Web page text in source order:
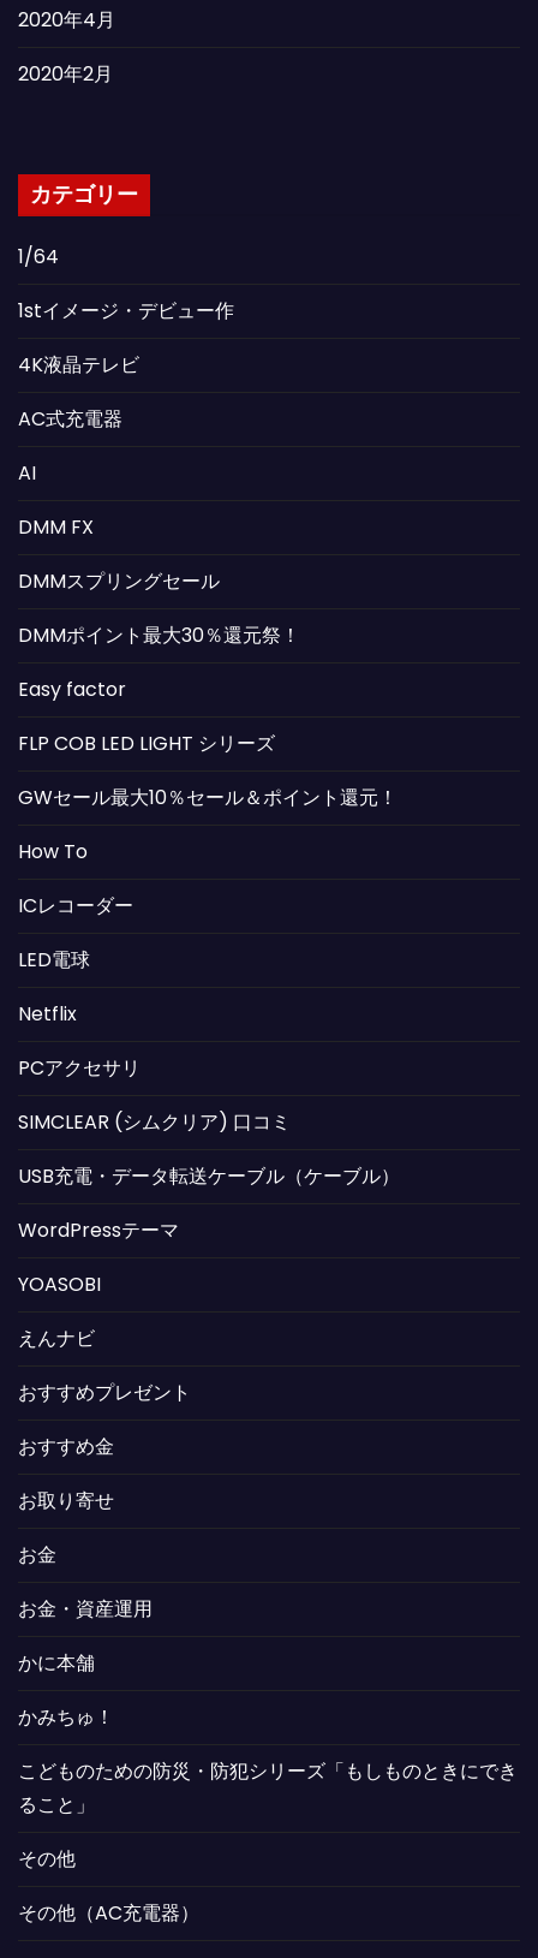
2020年4月
2020年2月
カテゴリー
1/64
1stイメージ・デビュー作
4K液晶テレビ
AC式充電器
AI
DMM FX
DMMスプリングセール
DMMポイント最大30％還元祭！
Easy factor
FLP COB LED LIGHT シリーズ
GWセール最大10％セール＆ポイント還元！
How To
ICレコーダー
LED電球
Netflix
PCアクセサリ
SIMCLEAR (シムクリア) 口コミ
USB充電・データ転送ケーブル（ケーブル）
WordPressテーマ
YOASOBI
えんナビ
おすすめプレゼント
おすすめ金
お取り寄せ
お金
お金・資産運用
かに本舗
かみちゅ！
こどものための防災・防犯シリーズ「もしものときにでき
ること」
その他
その他（AC充電器）